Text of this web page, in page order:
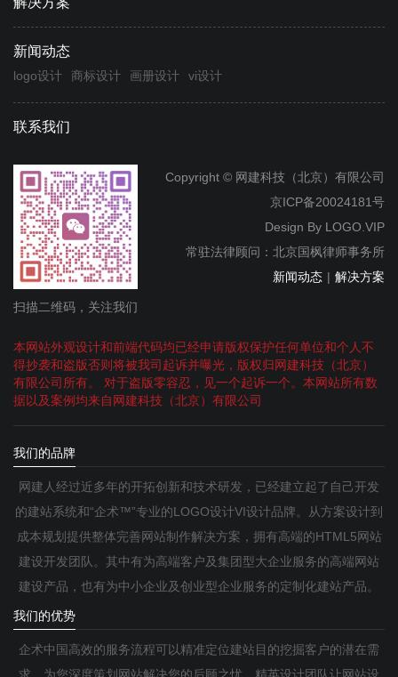
新闻动态
logo设计 商标设计 画册设计 vi设计
联系我们
扫描二维码，关注我们
Copyright © 网建科技（北京）有限公司
京ICP备20024181号
Design By LOGO.VIP
常驻法律顾问：北京国枫律师事务所
新闻动态 | 解决方案
本网站外观设计和前端代码均已经申请版权保护任何单位和个人不
得抄袭和盗版否则将被我司起诉并曝光，版权归网建科技（北京）
有限公司所有。 对于盗版零容忍，见一个起诉一个。本网站所有数
据以及案例均来自网建科技（北京）有限公司
我们的品牌
网建人经过近多年的开拓创新和技术研发，已经建立起了自己开发
的建站系统和“企术™”专业的LOGO设计VI设计品牌。从方案设计到
成本规划提供整体完善网站制作解决方案，拥有高端的HTML5网站
建设开发团队。其中有为高端客户及集团型大企业服务的高端网站
建设产品，也有为中小企业及创业型企业服务的定制化建站产品。
我们的优势
企术中国高效的服务流程可以精准定位建站目的挖掘客户的潜在需
求，为您深度策划网站解决您的后顾之忧。精英设计团队让网站设